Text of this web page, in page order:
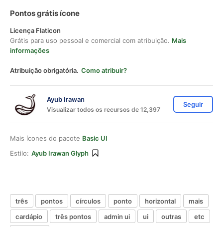
Pontos grátis ícone
Licença Flaticon
Grátis para uso pessoal e comercial com atribuição. Mais
informações
Atribuição obrigatória. Como atribuir?
Ayub Irawan
Visualizar todos os recursos de 12,397
Seguir
Mais ícones do pacote Basic UI
Estilo: Ayub Irawan Glyph
três pontos círculos ponto horizontal
mais
cardápio
três pontos admin ui ui outras
etc